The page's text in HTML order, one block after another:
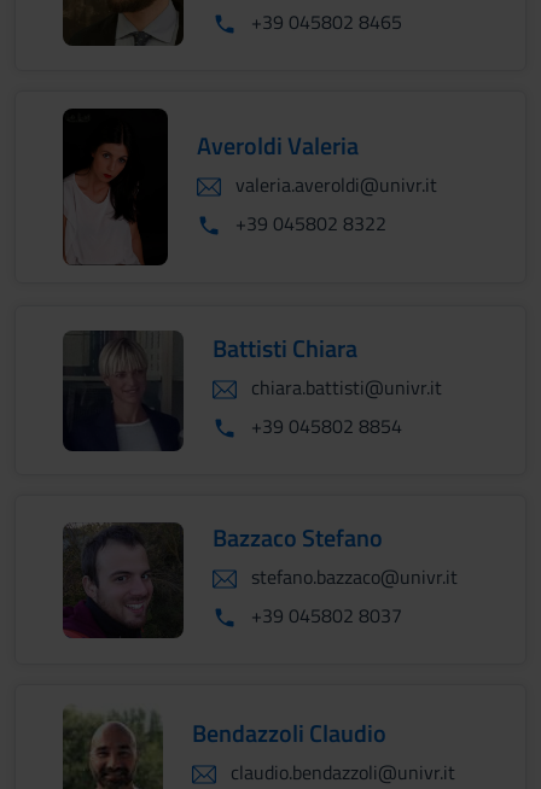
+39 045802 8465
Averoldi Valeria
valeria.averoldi@univr.it
+39 045802 8322
Battisti Chiara
chiara.battisti@univr.it
+39 045802 8854
Bazzaco Stefano
stefano.bazzaco@univr.it
+39 045802 8037
Bendazzoli Claudio
claudio.bendazzoli@univr.it